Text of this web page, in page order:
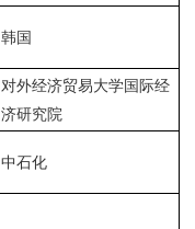
韩国
对外经济贸易大学国际经
济研究院
中石化